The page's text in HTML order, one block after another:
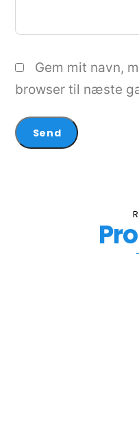
Gem mit navn,
browser til næste